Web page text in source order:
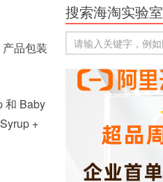
品包装
和 Baby
+
搜索海淘实验室